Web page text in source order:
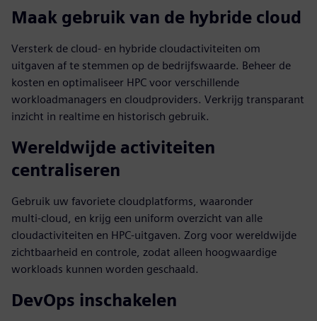
Maak gebruik van de hybride cloud
Versterk de cloud- en hybride cloudactiviteiten om
uitgaven af te stemmen op de bedrijfswaarde. Beheer de
kosten en optimaliseer HPC voor verschillende
workloadmanagers en cloudproviders. Verkrijg transparant
inzicht in realtime en historisch gebruik.
Wereldwijde activiteiten
centraliseren
Gebruik uw favoriete cloudplatforms, waaronder
multi‑cloud, en krijg een uniform overzicht van alle
cloudactiviteiten en HPC-uitgaven. Zorg voor wereldwijde
zichtbaarheid en controle, zodat alleen hoogwaardige
workloads kunnen worden geschaald.
DevOps inschakelen